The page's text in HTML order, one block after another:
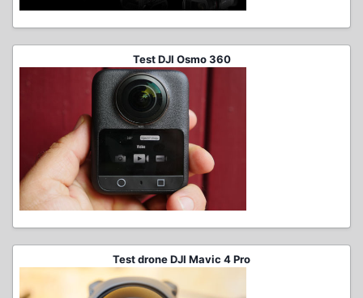
Test DJI Osmo 360
Test drone DJI Mavic 4 Pro